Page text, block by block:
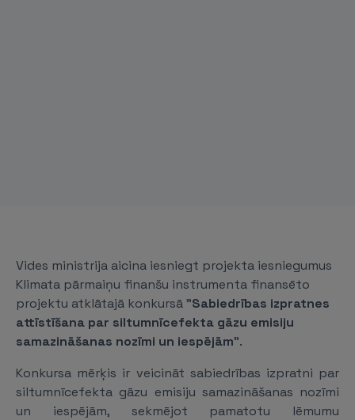
Vides ministrija aicina iesniegt projekta iesniegumus
Klimata pārmaiņu finanšu instrumenta finansēto
projektu atklātajā konkursā "Sabiedrības izpratnes
attīstīšana par siltumnīcefekta gāzu emisiju
samazināšanas nozīmi un iespējām".
Konkursa mērķis ir veicināt sabiedrības izpratni par
siltumnīcefekta gāzu emisiju samazināšanas nozīmi
un iespējām, sekmējot pamatotu lēmumu